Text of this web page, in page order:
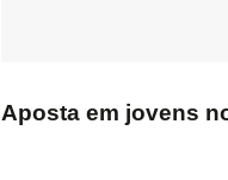
Aposta em jovens